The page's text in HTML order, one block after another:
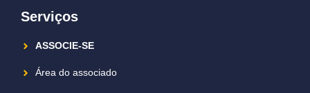
Serviços
ASSOCIE-SE
Área do associado